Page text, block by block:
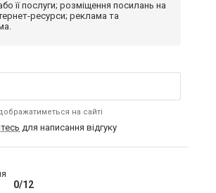
її послуги; розміщення посилань на
ресурси; реклама та
на сайті
для написання відгуку
0/12